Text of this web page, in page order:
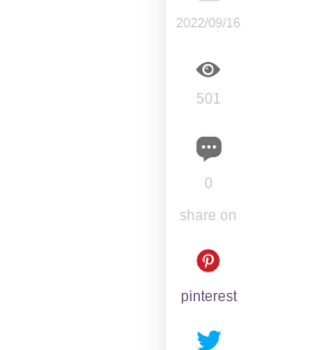
2022/09/16
501
0
share on
pinterest